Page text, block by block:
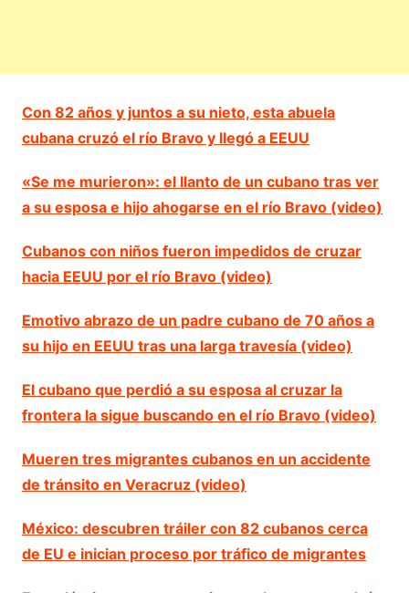
Con 82 años y juntos a su nieto, esta abuela
cubana cruzó el río Bravo y llegó a EEUU
«Se me murieron»: el llanto de un cubano tras ver
a su esposa e hijo ahogarse en el río Bravo (video)
Cubanos con niños fueron impedidos de cruzar
hacia EEUU por el río Bravo (video)
Emotivo abrazo de un padre cubano de 70 años a
su hijo en EEUU tras una larga travesía (video)
El cubano que perdió a su esposa al cruzar la
frontera la sigue buscando en el río Bravo (video)
Mueren tres migrantes cubanos en un accidente
de tránsito en Veracruz (video)
México: descubren tráiler con 82 cubanos cerca
de EU e inician proceso por tráfico de migrantes